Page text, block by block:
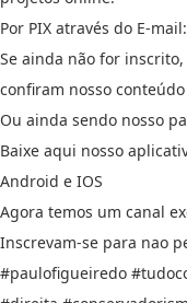
Por PIX através do E-
Se ainda não for
confiram nosso
Ou ainda sendo nosso
Baixe aqui nosso
Android e IOS
Agora temos um canal
Inscrevam-se para nao
#paulofigueiredo